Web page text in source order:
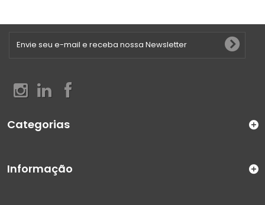
Categorias
Informação